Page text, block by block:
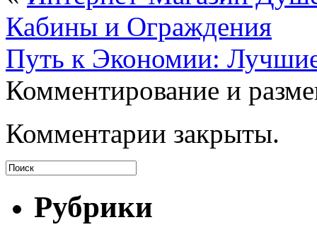
Кабины и Ограждения
Путь к Экономии:
Комментирование и
Комментарии закрыты.
Рубрики